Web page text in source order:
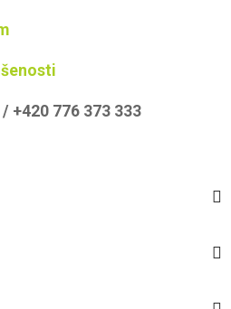
+420 776 373 333